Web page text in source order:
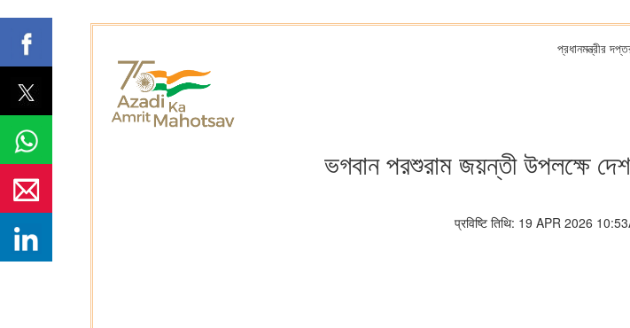
প্রধানমন্ত্রীর
ভগবান পরশুরাম জয়ন্তী উপলক্ষে
प्रविष्टि तिथि: 19 APR 2026